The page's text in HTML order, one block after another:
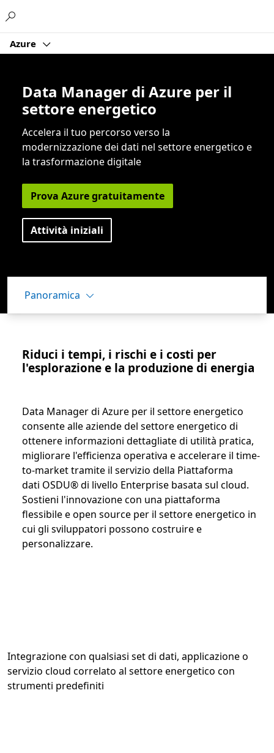
Azure
Data Manager di Azure per il
settore energetico
Accelera il tuo percorso verso la
modernizzazione dei dati nel settore energetico e
la trasformazione digitale
Prova Azure gratuitamente
Attività iniziali
Panoramica
Riduci i tempi, i rischi e i costi per
l'esplorazione e la produzione di energia
Data Manager di Azure per il settore energetico
consente alle aziende del settore energetico di
ottenere informazioni dettagliate di utilità pratica,
migliorare l'efficienza operativa e accelerare il time-
to-market tramite il servizio della Piattaforma
dati OSDU® di livello Enterprise basata sul cloud.
Sostieni l'innovazione con una piattaforma
flessibile e open source per il settore energetico in
cui gli sviluppatori possono costruire e
personalizzare.
Integrazione con qualsiasi set di dati, applicazione o
servizio cloud correlato al settore energetico con
strumenti predefiniti